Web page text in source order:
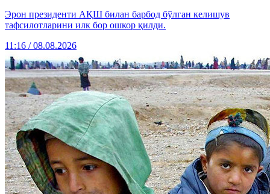
Эрон президенти АҚШ билан барбод бўлган келишув
тафсилотларини илк бор ошкор қилди.
11:16 / 08.08.2026